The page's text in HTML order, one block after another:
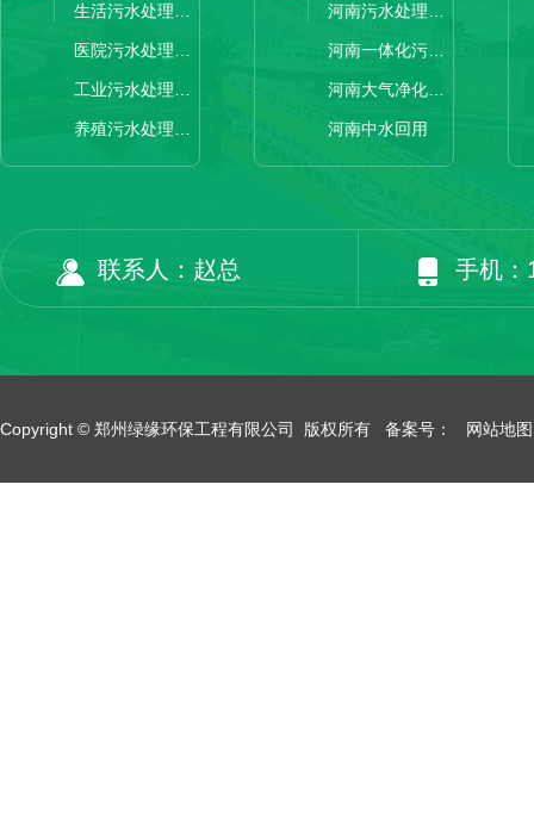
河南中水回用
联系人：赵总 手机：
Copyright © 郑州绿缘环保工程有限公司 版权所有 备案号： 网站地图